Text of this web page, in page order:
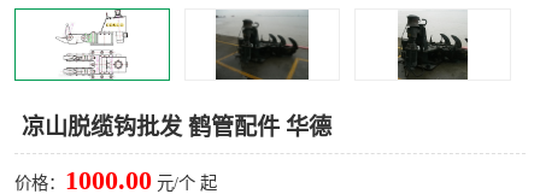
凉山脱缆钩批发 鹤管配件 华德
价格： 1000.00 元/个 起
浮动出油装置 鹤管